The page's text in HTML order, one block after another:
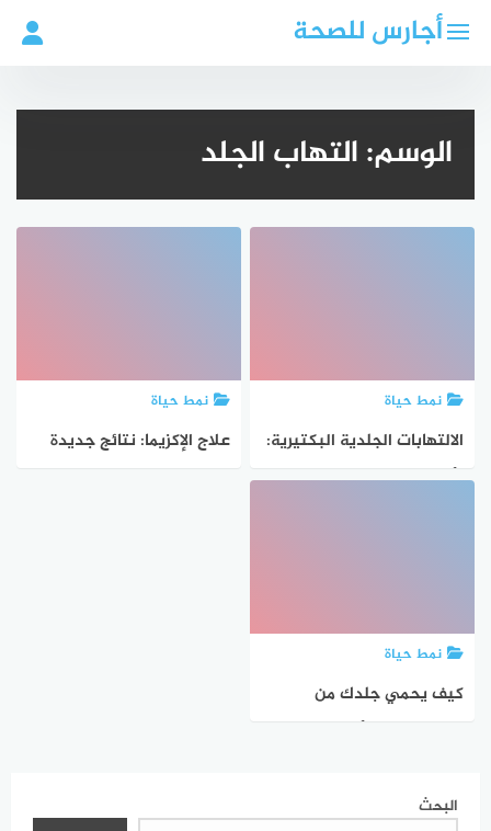
أجارس للصحة
الوسم:التهاب الجلد
نمط حياة
الالتهابات الجلدية البكتيرية:
الأسباب، التصنيف، والعلاج
نمط حياة
علاج الإكزيما: نتائج جديدة
نمط حياة
كيف يحمي جلدك من
البحث